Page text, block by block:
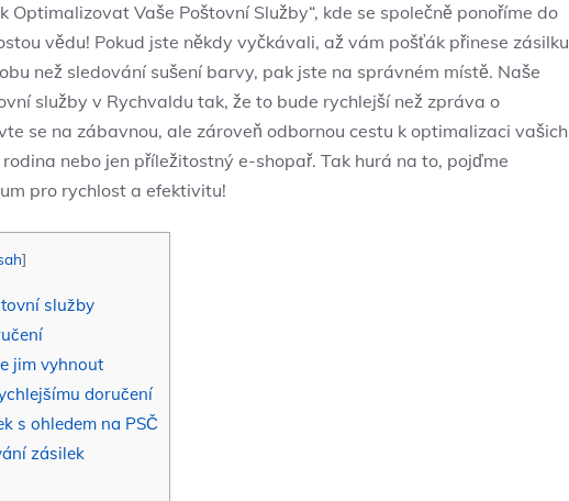
Optimalizovat Vaše Poštovní Služby“, kde se společně ponoříme do
vědu! Pokud jste někdy vyčkávali, až vám pošťák přinese zásilku
než sledování sušení barvy, pak jste na správném místě. Naše
služby v Rychvaldu tak, že to bude rychlejší než zpráva o
se na zábavnou, ale zároveň odbornou cestu k optimalizaci vašich
nebo jen příležitostný e-shopař. Tak hurá na to, pojďme
pro rychlost a efektivitu!
]
služby
jim vyhnout
doručení
s ohledem na PSČ
zásilek